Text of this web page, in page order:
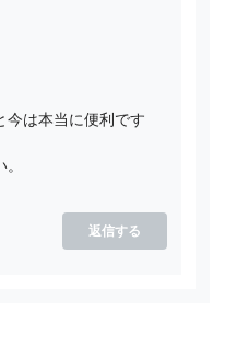
今は本当に便利です
返信する